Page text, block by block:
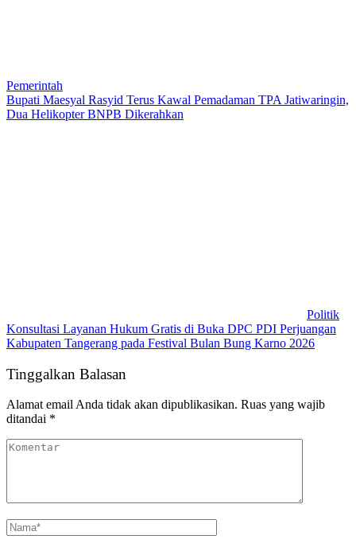
Pemerintah
Bupati Maesyal Rasyid Terus Kawal Pemadaman TPA Jatiwaringin,
Dua Helikopter BNPB Dikerahkan
Politik
Konsultasi Layanan Hukum Gratis di Buka DPC PDI Perjuangan
Kabupaten Tangerang pada Festival Bulan Bung Karno 2026
Tinggalkan Balasan
Alamat email Anda tidak akan dipublikasikan. Ruas yang wajib
ditandai *